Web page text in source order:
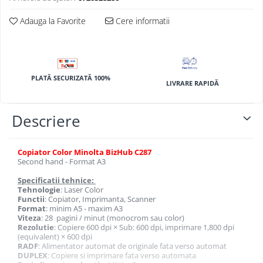
BizHub 4700p
BizHub 3320
BizHub 4050, 4750
BizHub 4052, 4752
Categorie
Unitati imagine / Cilindrii / lamele
Elemente cuptor / Fuser
Cartuse toner / cartuse laser
Transfer belt
Roti dintate / Angrenaje / Pinioane
Toner refill
Touch Screen
Adauga la Favorite Cere informatii
PLATĂ SECURIZATĂ 100%
LIVRARE RAPIDĂ
Descriere
Copiator Color Minolta BizHub C287
Second hand - Format A3
Specificatii tehnice:
Tehnologie: Laser Color
Functii: Copiator, Imprimanta, Scanner
Format: minim A5 - maxim A3
Viteza: 28 pagini / minut (monocrom sau color)
Rezolutie: Copiere 600 dpi × Sub: 600 dpi, imprimare 1,800 dpi
(equivalent) × 600 dpi
RADF: Alimentator automat de originale fata verso automat
DUPLEX: Copiere si imprimare fata verso automata